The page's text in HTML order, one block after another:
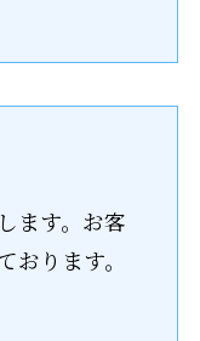
ます。お客
ります。